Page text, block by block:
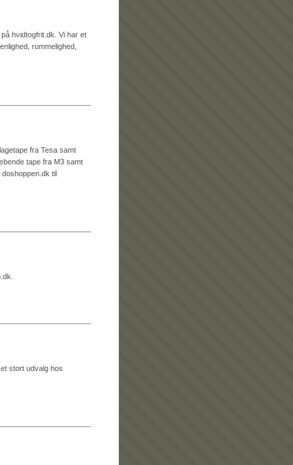
hvidtogfrit.dk. Vi har et
rummelighed,
fra Tesa samt
tape fra M3 samt
til
stort udvalg hos